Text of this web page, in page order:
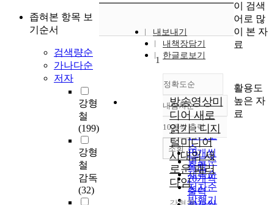
좁혀본 항목 보
기순서
검색량순
가나다순
저자
강형
철
(199)
강형
철
감독
(32)
내보내기
내책장담기
한글로보기
정확도순
정확도
순
인기도
순
연도순
제목순
저자순
발행기
내림차순
내림차순
10개씩 출력
10개씩
출력
20개씩
출력
조회
1
방송영상미
디어 새로
읽기 : 디지
털미디어
시대의 새
로운 패러
다임
이 검색
어로 많
이 본 자
료
활용도
높은 자
료